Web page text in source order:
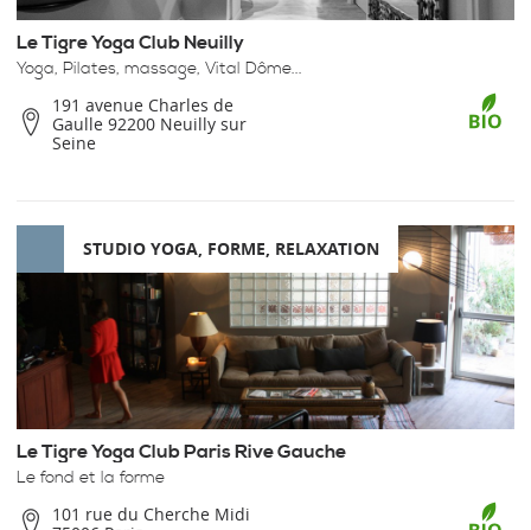
Le Tigre Yoga Club Neuilly
Yoga, Pilates, massage, Vital Dôme...
191 avenue Charles de
Gaulle 92200 Neuilly sur
Seine
STUDIO YOGA, FORME, RELAXATION
Le Tigre Yoga Club Paris Rive Gauche
Le fond et la forme
101 rue du Cherche Midi